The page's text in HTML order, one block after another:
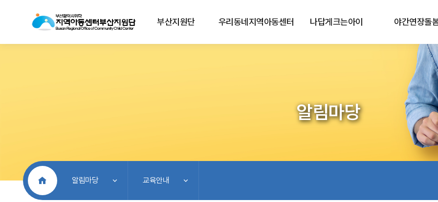
부산지원단 우리동네지역아동센터 나답게크는아이 야간연장돌
알림마당
처음으로알림마당 교육안내